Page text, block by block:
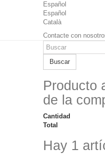
Español
Español
Català
Contacte con
Buscar
Producto
de la
Cantidad
Total
Hay 1